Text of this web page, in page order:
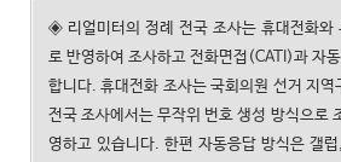
◈ 리얼미터의 정례 전국 조사는 휴대전화
로 반영하여 조사하고 전화면접(CATI)과 자
합니다. 휴대전화 조사는 국회의원 선거 지역
전국 조사에서는 무작위 번호 생성 방식으로
영하고 있습니다. 한편 자동응답 방식은 갤